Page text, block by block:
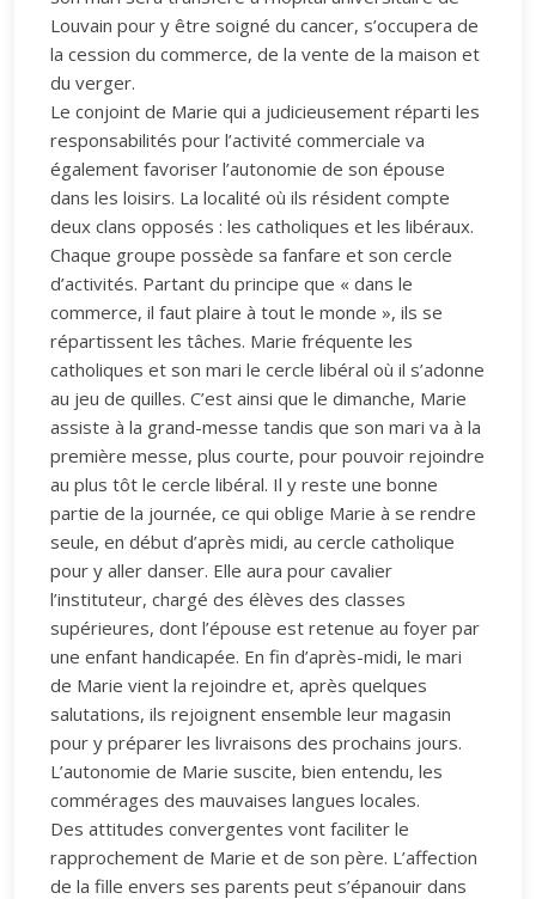
Louvain pour y être soigné du cancer, s’occupera de
la cession du commerce, de la vente de la maison et
du verger.
Le conjoint de Marie qui a judicieusement réparti les
responsabilités pour l’activité commerciale va
également favoriser l’autonomie de son épouse
dans les loisirs. La localité où ils résident compte
deux clans opposés : les catholiques et les libéraux.
Chaque groupe possède sa fanfare et son cercle
d’activités. Partant du principe que « dans le
commerce, il faut plaire à tout le monde », ils se
répartissent les tâches. Marie fréquente les
catholiques et son mari le cercle libéral où il s’adonne
au jeu de quilles. C’est ainsi que le dimanche, Marie
assiste à la grand-messe tandis que son mari va à la
première messe, plus courte, pour pouvoir rejoindre
au plus tôt le cercle libéral. Il y reste une bonne
partie de la journée, ce qui oblige Marie à se rendre
seule, en début d’après midi, au cercle catholique
pour y aller danser. Elle aura pour cavalier
l’instituteur, chargé des élèves des classes
supérieures, dont l’épouse est retenue au foyer par
une enfant handicapée. En fin d’après-midi, le mari
de Marie vient la rejoindre et, après quelques
salutations, ils rejoignent ensemble leur magasin
pour y préparer les livraisons des prochains jours.
L’autonomie de Marie suscite, bien entendu, les
commérages des mauvaises langues locales.
Des attitudes convergentes vont faciliter le
rapprochement de Marie et de son père. L’affection
de la fille envers ses parents peut s’épanouir dans